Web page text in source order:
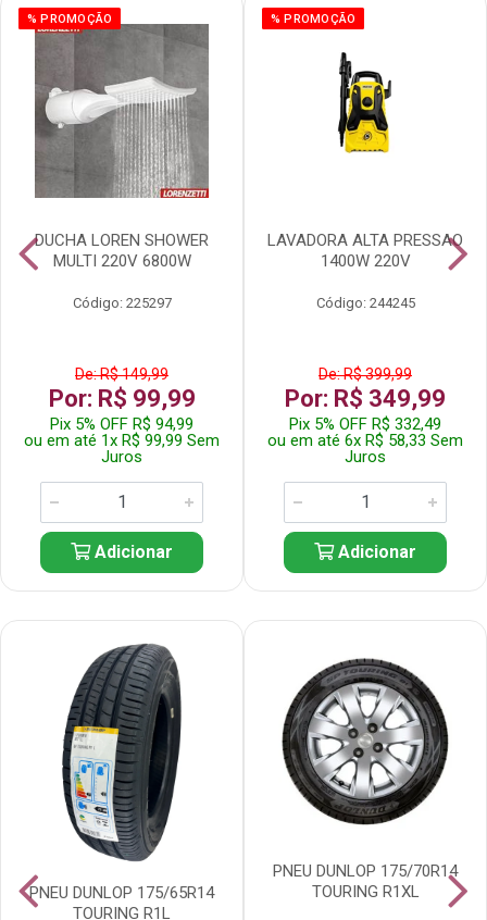
% PROMOÇÃO
DUCHA LOREN SHOWER
MULTI 220V 6800W
Código: 225297
De: R$ 149,99
Por: R$ 99,99
Pix 5% OFF R$ 94,99
ou em até 1x R$ 99,99 Sem
Juros
Adicionar
% PROMOÇÃO
LAVADORA ALTA PRESSAO
1400W 220V
Código: 244245
De: R$ 399,99
Por: R$ 349,99
Pix 5% OFF R$ 332,49
ou em até 6x R$ 58,33 Sem
Juros
Adicionar
PNEU DUNLOP 175/65R14
TOURING R1L
PNEU DUNLOP 175/70R14
TOURING R1XL